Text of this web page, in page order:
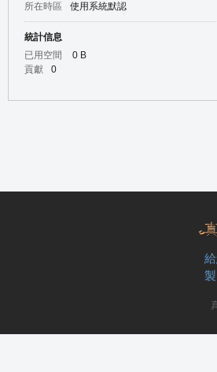
所在時區
使用系統默認
統計信息
已用空間
0 B
貢獻
0